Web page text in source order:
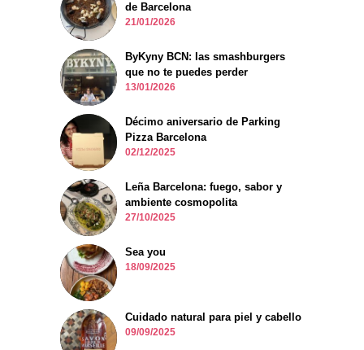
de Barcelona
21/01/2026
ByKyny BCN: las smashburgers
que no te puedes perder
13/01/2026
Décimo aniversario de Parking
Pizza Barcelona
02/12/2025
Leña Barcelona: fuego, sabor y
ambiente cosmopolita
27/10/2025
Sea you
18/09/2025
Cuidado natural para piel y cabello
09/09/2025